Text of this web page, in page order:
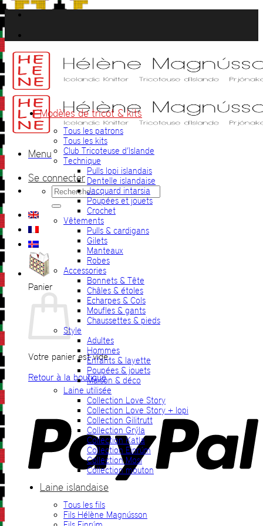
Passer
au
contenu
Menu
Se connecter
Recherche
pour :
Panier
Votre panier est vide.
Retour à la boutique
Modèles de tricot & kits
Tous les patrons
Tous les kits
Club Tricoteuse d’Islande
Technique
Pulls lopi islandais
Dentelle islandaise
Jacquard intarsia
Poupées et jouets
Crochet
Vêtements
Pulls & cardigans
Gilets
Manteaux
Robes
Accessories
Bonnets & Tête
Châles & étoles
Echarpes & Cols
Moufles & gants
Chaussettes & pieds
Style
Adultes
Hommes
Enfants & layette
Poupées & jouets
Maison & déco
Laine utilisée
Collection Love Story
Collection Love Story + lopi
Collection Gilitrutt
Collection Grýla
Collection Katla
Collection Einrúm
Collection Mosi
Collection mouton
Laine islandaise
Tous les fils
Fils Hélène Magnússon